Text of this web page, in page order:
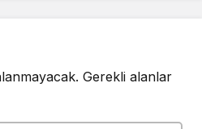
Gerekli alanlar